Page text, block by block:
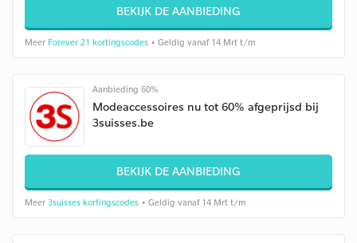
BEKIJK DE AANBIEDING
Meer Forever 21 kortingscodes • Geldig vanaf 14 Mrt t/m
Aanbieding 60%
Modeaccessoires nu tot 60% afgeprijsd bij
3suisses.be
BEKIJK DE AANBIEDING
Meer 3suisses kortingscodes • Geldig vanaf 14 Mrt t/m